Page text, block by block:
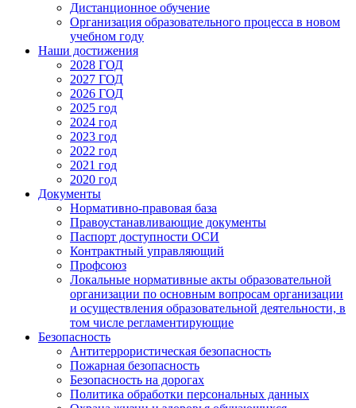
Дистанционное обучение
Организация образовательного процесса в новом
учебном году
Наши достижения
2028 ГОД
2027 ГОД
2026 ГОД
2025 год
2024 год
2023 год
2022 год
2021 год
2020 год
Документы
Нормативно-правовая база
Правоустанавливающие документы
Паспорт доступности ОСИ
Контрактный управляющий
Профсоюз
Локальные нормативные акты образовательной
организации по основным вопросам организации
и осуществления образовательной деятельности, в
том числе регламентирующие
Безопасность
Антитеррористическая безопасность
Пожарная безопасность
Безопасность на дорогах
Политика обработки персональных данных